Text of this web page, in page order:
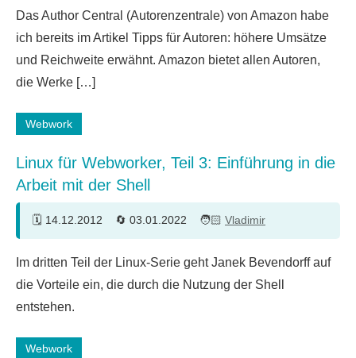
Das Author Central (Autorenzentrale) von Amazon habe
ich bereits im Artikel Tipps für Autoren: höhere Umsätze
und Reichweite erwähnt. Amazon bietet allen Autoren,
die Werke […]
Webwork
Linux für Webworker, Teil 3: Einführung in die
Arbeit mit der Shell
14.12.2012 03.01.2022 Vladimir
Kommentare
Im dritten Teil der Linux-Serie geht Janek Bevendorff auf
die Vorteile ein, die durch die Nutzung der Shell
entstehen.
Webwork